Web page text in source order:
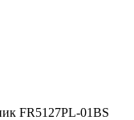
FR5127PL-01BS